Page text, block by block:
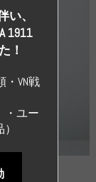
、
1911
！
・VN戦
・ユー